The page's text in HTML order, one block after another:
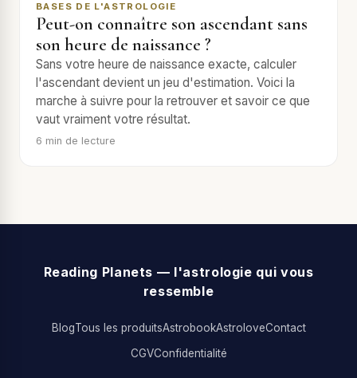
BASES DE L'ASTROLOGIE
Peut-on connaître son ascendant sans
son heure de naissance ?
Sans votre heure de naissance exacte, calculer
l'ascendant devient un jeu d'estimation. Voici la
marche à suivre pour la retrouver et savoir ce que
vaut vraiment votre résultat.
6 min de lecture
Reading Planets — l'astrologie qui vous
ressemble
BlogTous les produitsAstrobookAstroloveContact
CGVConfidentialité